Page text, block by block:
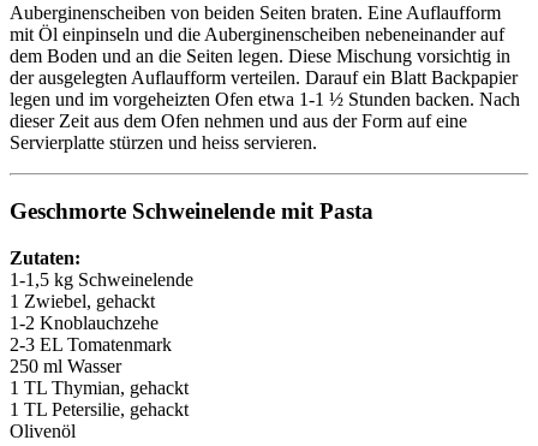
Auberginenscheiben von beiden Seiten braten. Eine Auflaufform
mit Öl einpinseln und die Auberginenscheiben nebeneinander auf
dem Boden und an die Seiten legen. Diese Mischung vorsichtig in
der ausgelegten Auflaufform verteilen. Darauf ein Blatt Backpapier
legen und im vorgeheizten Ofen etwa 1-1 ½ Stunden backen. Nach
dieser Zeit aus dem Ofen nehmen und aus der Form auf eine
Servierplatte stürzen und heiss servieren.
Geschmorte Schweinelende mit Pasta
Zutaten:
1-1,5 kg Schweinelende
1 Zwiebel, gehackt
1-2 Knoblauchzehe
2-3 EL Tomatenmark
250 ml Wasser
1 TL Thymian, gehackt
1 TL Petersilie, gehackt
Olivenöl